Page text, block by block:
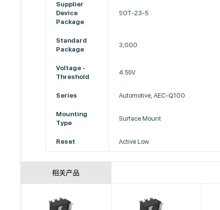
Supplier
Device
Package
SOT-23-5
Standard
Package
3,000
Voltage -
Threshold
4.55V
Series Automotive, AEC-Q100
Mounting
Type
Surface Mount
Reset Active Low
相关产品